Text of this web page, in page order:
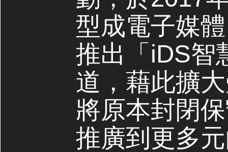
型成電子媒
推出「iDS智
道，藉此擴
將原本封閉
推廣到更多